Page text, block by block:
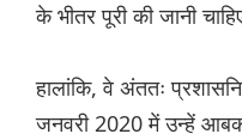
के भीतर पूरी की जानी
हालांकि, वे अंततः
जनवरी 2020 में उन्हें